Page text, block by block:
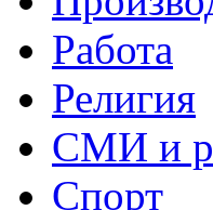
Работа
Религия
СМИ и
Спорт